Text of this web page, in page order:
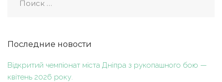
Последние новости
Відкритий чемпіонат міста Дніпра з рукопашного бою —
квітень 2026 року.